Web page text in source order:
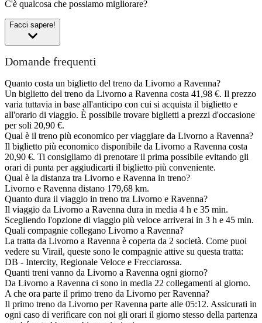
C'è qualcosa che possiamo migliorare?
Facci sapere!
Domande frequenti
Quanto costa un biglietto del treno da Livorno a Ravenna?
Un biglietto del treno da Livorno a Ravenna costa 41,98 €. Il prezzo
varia tuttavia in base all'anticipo con cui si acquista il biglietto e
all'orario di viaggio. È possibile trovare biglietti a prezzi d'occasione
per soli 20,90 €.
Qual è il treno più economico per viaggiare da Livorno a Ravenna?
Il biglietto più economico disponibile da Livorno a Ravenna costa
20,90 €. Ti consigliamo di prenotare il prima possibile evitando gli
orari di punta per aggiudicarti il biglietto più conveniente.
Qual è la distanza tra Livorno e Ravenna in treno?
Livorno e Ravenna distano 179,68 km.
Quanto dura il viaggio in treno tra Livorno e Ravenna?
Il viaggio da Livorno a Ravenna dura in media 4 h e 35 min.
Scegliendo l'opzione di viaggio più veloce arriverai in 3 h e 45 min.
Quali compagnie collegano Livorno a Ravenna?
La tratta da Livorno a Ravenna è coperta da 2 società. Come puoi
vedere su Virail, queste sono le compagnie attive su questa tratta:
DB - Intercity, Regionale Veloce e Frecciarossa.
Quanti treni vanno da Livorno a Ravenna ogni giorno?
Da Livorno a Ravenna ci sono in media 22 collegamenti al giorno.
A che ora parte il primo treno da Livorno per Ravenna?
Il primo treno da Livorno per Ravenna parte alle 05:12. Assicurati in
ogni caso di verificare con noi gli orari il giorno stesso della partenza